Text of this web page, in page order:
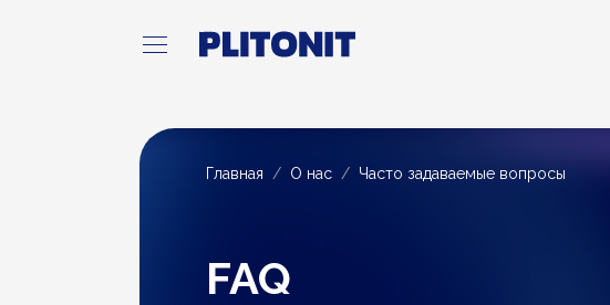
Главная О нас Часто задаваемые вопросы
FAQ